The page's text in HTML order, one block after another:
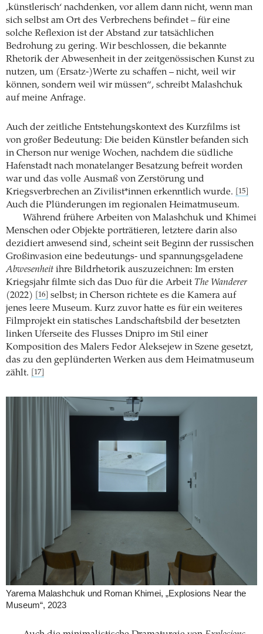
‚künstlerisch‘ nachdenken, vor allem dann nicht, wenn man
sich selbst am Ort des Verbrechens befindet – für eine
solche Reflexion ist der Abstand zur tatsächlichen
Bedrohung zu gering. Wir beschlossen, die bekannte
Rhetorik der Abwesenheit in der zeitgenössischen Kunst zu
nutzen, um (Ersatz-)Werte zu schaffen – nicht, weil wir
können, sondern weil wir müssen“, schreibt Malashchuk
auf meine Anfrage.
Auch der zeitliche Entstehungskontext des Kurzfilms ist
von großer Bedeutung: Die beiden Künstler befanden sich
in Cherson nur wenige Wochen, nachdem die südliche
Hafenstadt nach monatelanger Besatzung befreit worden
war und das volle Ausmaß von Zerstörung und
Kriegsverbrechen an Zivilist*innen erkenntlich wurde.
[15]
Auch die Plünderungen im regionalen Heimatmuseum.
Während frühere Arbeiten von Malashchuk und Khimei
Menschen oder Objekte porträtieren, letztere darin also
dezidiert anwesend sind, scheint seit Beginn der russischen
Großinvasion eine bedeutungs- und spannungsgeladene
Abwesenheit ihre Bildrhetorik auszuzeichnen: Im ersten
Kriegsjahr filmte sich das Duo für die Arbeit The Wanderer
(2022)
[16]
selbst; in Cherson richtete es die Kamera auf
jenes leere Museum. Kurz zuvor hatte es für ein weiteres
Filmprojekt ein statisches Landschaftsbild der besetzten
linken Uferseite des Flusses Dnipro im Stil einer
Komposition des Malers Fedor Aleksejew in Szene gesetzt,
das zu den geplünderten Werken aus dem Heimatmuseum
zählt.
[17]
Yarema Malashchuk und Roman Khimei, „Explosions Near the
Museum“, 2023